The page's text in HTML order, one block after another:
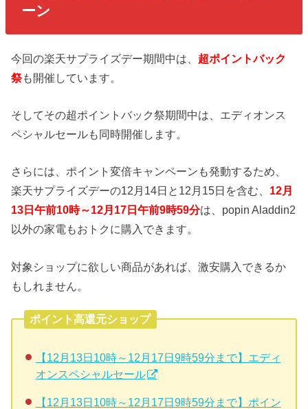
ーン
今回の楽天サプライズデー期間中は、 超ポイントバック
祭も開催しています。
そしてその超ポイントバック祭期間中は、エディオンス
ペシャルセールも同時開催します。
さらには、ポイント変倍キャンペーンも発動するため、
楽天サプライズデーの12月14日と12月15日を含む、 12月
13日午前10時～12月17日午前9時59分は、popin Aladdin2
以外の家電もおトクに購入できます。
対象ショップに欲しい商品があれば、激安購入できるか
もしれません。
ポイント高還元ショップ
【12月13日10時～12月17日9時59分まで】エディ
オンスペシャルセール
【12月13日10時～12月17日9時59分まで】ポイン